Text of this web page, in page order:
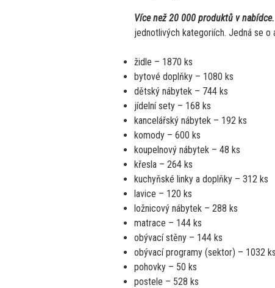
Více než 20 000 produktů v nabídce.
jednotlivých kategoriích. Jedná se o
židle – 1870 ks
bytové doplňky – 1080 ks
dětský nábytek – 744 ks
jídelní sety – 168 ks
kancelářský nábytek – 192 ks
komody – 600 ks
koupelnový nábytek – 48 ks
křesla – 264 ks
kuchyňské linky a doplňky – 312 ks
lavice – 120 ks
ložnicový nábytek – 288 ks
matrace – 144 ks
obývací stěny – 144 ks
obývací programy (sektor) – 1032
pohovky – 50 ks
postele – 528 ks